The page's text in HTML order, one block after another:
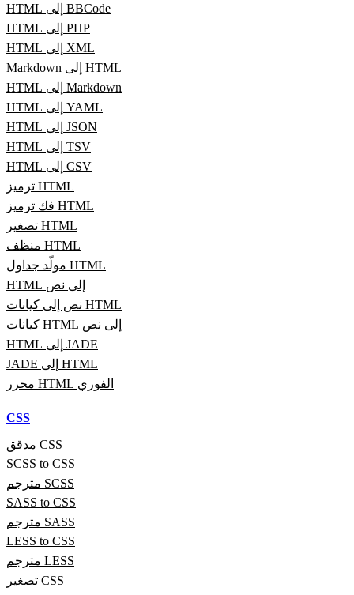
HTML إلى BBCode
HTML إلى PHP
HTML إلى XML
Markdown إلى HTML
HTML إلى Markdown
HTML إلى YAML
HTML إلى JSON
HTML إلى TSV
HTML إلى CSV
ترميز HTML
فك ترميز HTML
تصغير HTML
منظف HTML
مولّد جداول HTML
HTML إلى نص
نص إلى كيانات HTML
كيانات HTML إلى نص
HTML إلى JADE
JADE إلى HTML
محرر HTML الفوري
CSS
مدقق CSS
SCSS to CSS
مترجم SCSS
SASS to CSS
مترجم SASS
LESS to CSS
مترجم LESS
تصغير CSS